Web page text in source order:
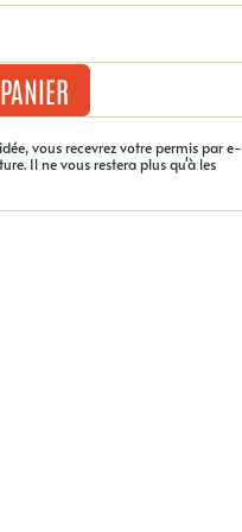
vous recevrez votre permis par e-
Il ne vous restera plus qu'à les